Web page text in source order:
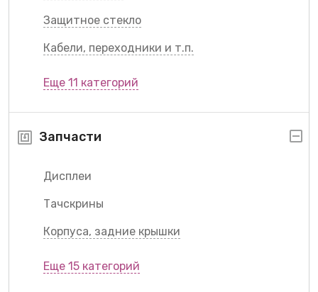
Защитное стекло
Кабели, переходники и т.п.
Еще 11 категорий
Запчасти
Дисплеи
Тачскрины
Корпуса, задние крышки
Еще 15 категорий